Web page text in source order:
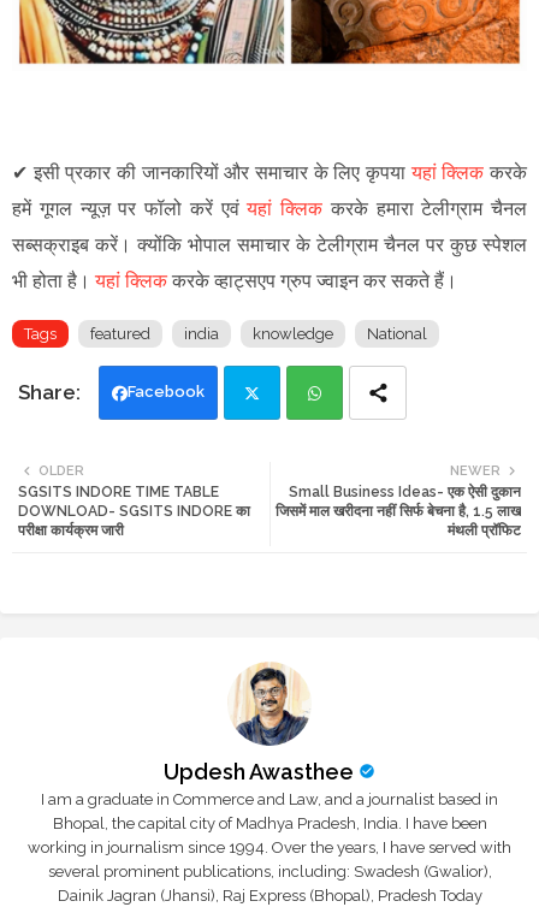
✔ इसी प्रकार की जानकारियों और समाचार के लिए कृपयायहां क्लिक करके
हमें गूगल न्यूज़ पर फॉलो करें एवंयहां क्लिक करके हमारा टेलीग्राम चैनल
सब्सक्राइब करें। क्योंकि भोपाल समाचार के टेलीग्राम चैनल पर कुछ स्पेशल
भी होता है।यहां क्लिककरके व्हाट्सएप ग्रुप ज्वाइन कर सकते हैं ।
Tags featured india knowledge National
Facebook
ats
NEWER
Small Business Ideas- एक ऐसी दुकान
जिसमें माल खरीदना नहीं सिर्फ बेचना है, 1.5 लाख
मंथली प्रॉफिट
OLDER
SGSITS INDORE TIME TABLE
DOWNLOAD- SGSITS INDORE का
परीक्षा कार्यक्रम जारी
Updesh Awasthee
I am a graduate in Commerce and Law, and a journalist based in
Bhopal, the capital city of Madhya Pradesh, India. I have been
working in journalism since 1994. Over the years, I have served with
several prominent publications, including: Swadesh (Gwalior),
Dainik Jagran (Jhansi), Raj Express (Bhopal), Pradesh Today